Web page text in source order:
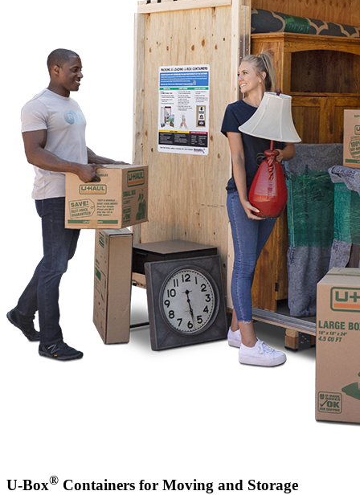
U-Box® Containers for Moving and Storage